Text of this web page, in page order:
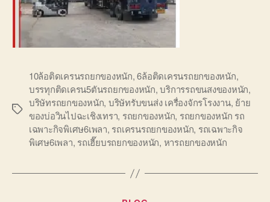
Tags
10ล้อติดเครนรถยกของหนัก,6ล้อติดเครนรถยกของหนัก,
บรรทุกติดเครน5ตันรถยกของหนัก,บริการรถขนสงของหนัก,
บริษัทรถยกของหนัก, บริษัทรับขนส่ง เครื่องจักรโรงงาน, ย้าย
ของบ่อวินไปฉะเชิงเทรา, รถยกของหนัก, รถยกของหนัก รถ
เฉพาะกิจพิเศษ6เพลา, รถเครนรถยกของหนัก, รถเฉพาะกิจ
พิเศษ6เพลา, รถเฮี๊ยบรถยกของหนัก, หารถยกของหนัก